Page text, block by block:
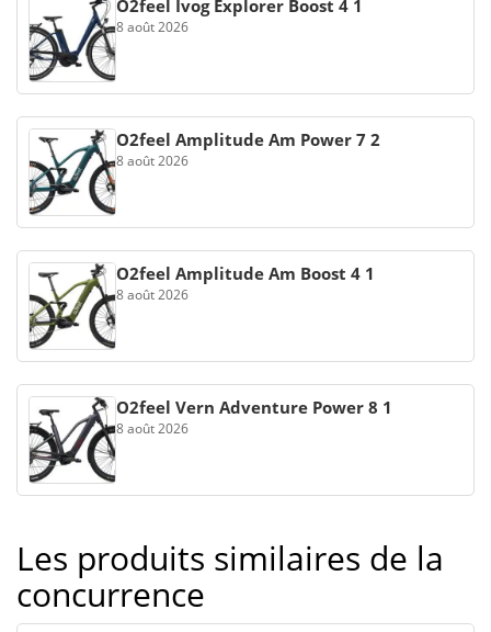
O2feel Ivog Explorer Boost 4 1
8 août 2026
O2feel Amplitude Am Power 7 2
8 août 2026
O2feel Amplitude Am Boost 4 1
8 août 2026
O2feel Vern Adventure Power 8 1
8 août 2026
Les produits similaires de la
concurrence